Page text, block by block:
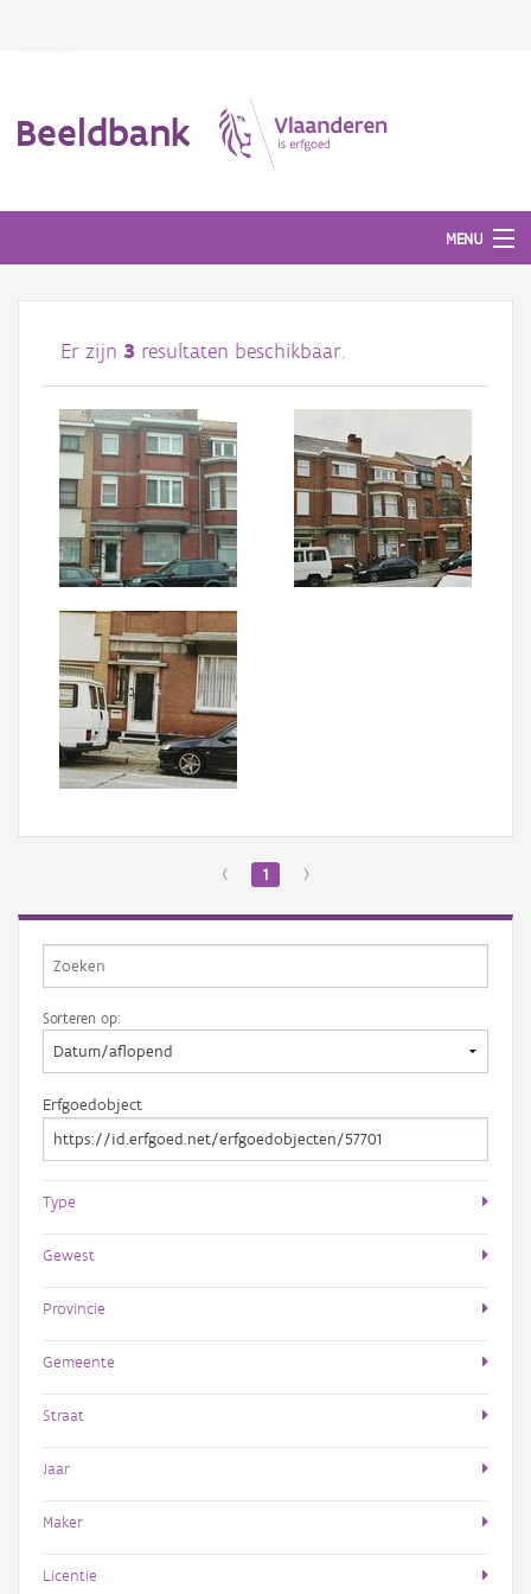
Beeldbank
MENU
Afbeeldingen
#BeeldIndeKijker
Hergebruik
Over ons
Aanmelden
Er zijn 3 resultaten beschikbaar.
‹ 1 ›
Sorteren op:
Erfgoedobject
Type
Gewest
Provincie
Gemeente
Straat
Jaar
Maker
Licentie